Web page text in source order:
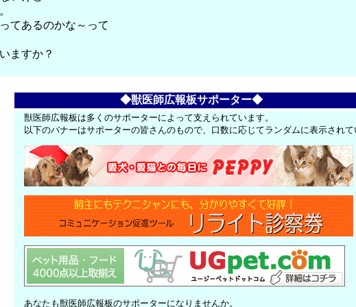
てあるのかな～って
ますか？
◆獣医師広報板サポーター◆
獣医師広報板は多くのサポーターによって支えられています。
以下のバナーはサポーターの皆さんのもので、口数に応じてランダムに表示され
あなたも獣医師広報板のサポーターになりませんか。